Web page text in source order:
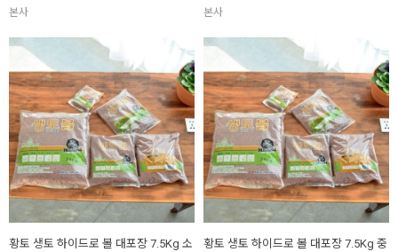
본사 본사
황토 생토 하이드로 볼 대포장 7.5Kg 소
황토 생토 하이드로 볼 대포장 7.5Kg 중